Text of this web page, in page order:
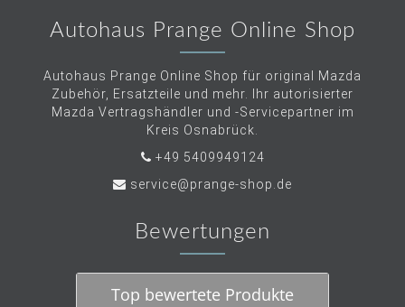
Autohaus Prange Online Shop
Autohaus Prange Online Shop für original Mazda
Zubehör, Ersatzteile und mehr. Ihr autorisierter
Mazda Vertragshändler und -Servicepartner im
Kreis Osnabrück.
+49 5409949124
service@prange-shop.de
Bewertungen
Top bewertete Produkte